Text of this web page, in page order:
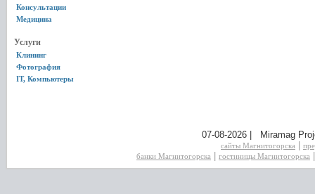
Консультации
Медицина
Услуги
Клининг
Фотография
IT, Компьютеры
07-08-2026 | Miramag
сайты Магнитогорска
банки Магнитогорска
гостиницы Магнитогорска